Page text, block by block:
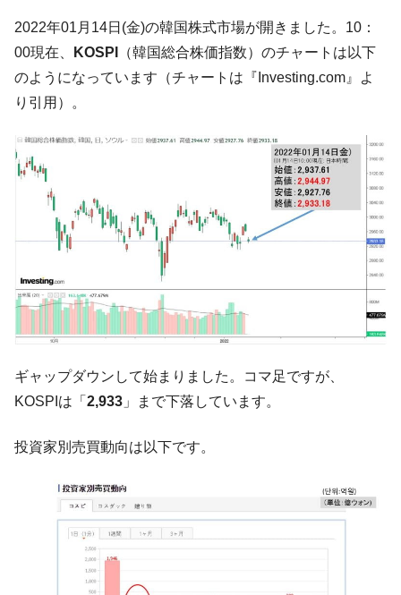
韓国は「中国と同じく」投資に不適格な国
だ。
す」⇒「金を経由するドル入手」手段ではないのか？
ル」まで拡大 ⇒ 海外資金の動きに強く左右される状態
『Money1』
韓国･帰ってきた李在明。李在明を支持しな
い「50.5％」に上昇
『Money1』
韓国大統領府ボンクラ政策室長が告発され
た ⇒ 国家が行った恐るべき株価操作であり、空前の国政壟
『Money1』
韓国･警察職員が「丸刈りになって抗議活
動」
『Money1』
中国だけが鉄鋼輸出を異常増加させる ⇒ 中
『Money1』
韓国製造業「半導体絶好調」のウラで他業
種は全般的「不調」⇒ PSIが示す現況は決して良くない。
ン』1人当たり賠償10万ウォンを認定 ⇒ 総額3兆7,000億
『Money1』 韓国で猛暑。南東部では干ばつ
『Money1』
韓国型イージス搭載の次世代駆逐艦
「KDDX」1番艦、2032年竣工と公示
『Money1』
【対日本円】ウォン安が急進！ 日米の協調
に韓国がいっちょがみしたのでは。
2022年01月14日(金)の韓国株式市場が開きました。10：
00現在、
KOSPI
（韓国総合株価指数）のチャートは以下
のようになっています（チャートは『Investing.com』よ
り引用）。
ギャップダウンして始まりました。コマ足ですが、
KOSPIは「 2,933 」まで下落しています。
投資家別売買動向は以下です。